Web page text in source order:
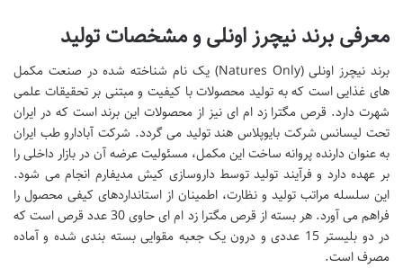
معرفی برند نیچرز اونلی و مشخصات تولید
برند نیچرز اونلی (Natures Only) یک نام شناخته شده در صنعت مکمل
های غذایی است که به تولید محصولات با کیفیت و مبتنی بر تحقیقات علمی
شهرت دارد. قرص مگترا زد ام ای نیز از محصولات این برند است که در ایران
تحت لیسانس شرکت بایوپلاس هند تولید می گردد. شرکت آبادارو طب ایران
به عنوان دارنده پروانه ساخت این مکمل، مسئولیت عرضه آن در بازار داخلی را
بر عهده دارد و فرآیند تولید توسط داروسازی کیش مدیفارم انجام می شود.
این سلسله مراتب تولید و نظارت، اطمینان از استانداردهای کیفی محصول را
فراهم می آورد. هر بسته از قرص مگترا زد ام ای حاوی 30 عدد قرص است که
در دو بلیستر 15 عددی و درون یک جعبه مقوایی بسته بندی شده و آماده
مصرف است.